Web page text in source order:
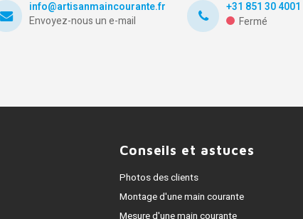
info@artisanmaincourante.fr
Envoyez-nous un e-mail
+31 851 30 4001
Fermé
Conseils et astuces
Photos des clients
Montage d'une main courante
Mesure d'une main courante